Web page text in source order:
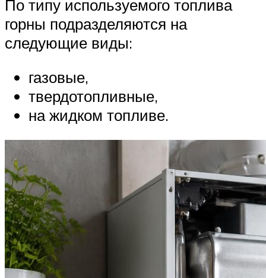
По типу используемого топлива
горны подразделяются на
следующие виды:
газовые,
твердотопливные,
на жидком топливе.